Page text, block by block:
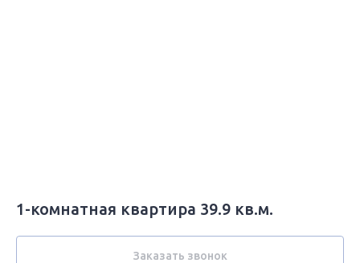
1-комнатная квартира 39.9 кв.м.
Заказать звонок